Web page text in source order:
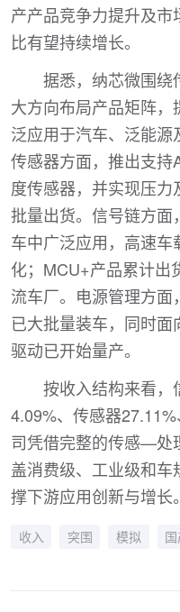
产产品竞争力提升及
比有望持续增长。
据悉，纳芯微围绕
大方向布局产品矩阵
泛应用于汽车、泛能源
传感器方面，推出支持
度传感器，并实现压
批量出货。信号链方
车中广泛应用，高速
化；MCU+产品累计出
流车厂。电源管理方
已大批量装车，同时
驱动已开始量产。
按收入结构来看，
4.09%、传感器
司凭借完整的传感—处
盖消费级、工业级和
撑下游应用创新与增长。
收入 突围 模拟